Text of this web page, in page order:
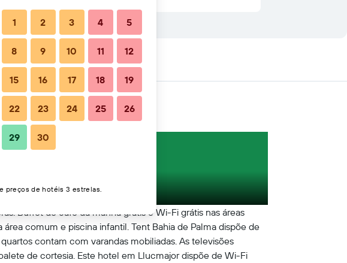
Hospedagens próximas
Buffet de café da manhã grátis e Wi-Fi grátis nas áreas
comum e piscina infantil. Tent Bahia de Palma dispõe de
contam com varandas mobiliadas. As televisões
de cortesia. Este hotel em Llucmajor dispõe de Wi-Fi
1 2 3 4 5
8 9 10 11 12
15 16 17 18 19
22 23 24 25 26
29 30
preços de hotéis 3 estrelas.